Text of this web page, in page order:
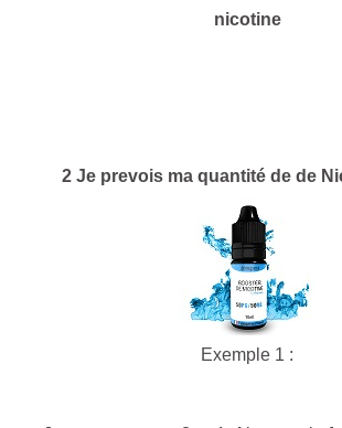
nicotine
2 Je prevois ma quantité de de
Exemple 1 :